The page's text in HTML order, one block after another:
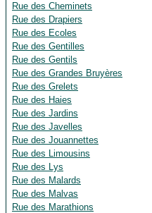
Rue des Cheminets
Rue des Drapiers
Rue des Ecoles
Rue des Gentilles
Rue des Gentils
Rue des Grandes Bruyères
Rue des Grelets
Rue des Haies
Rue des Jardins
Rue des Javelles
Rue des Jouannettes
Rue des Limousins
Rue des Lys
Rue des Malards
Rue des Malvas
Rue des Marathions